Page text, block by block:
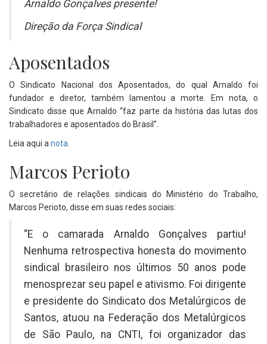
Arnaldo Gonçalves presente!
Direção da Força Sindical
Aposentados
O Sindicato Nacional dos Aposentados, do qual Arnaldo foi
fundador e diretor, também lamentou a morte. Em nota, o
Sindicato disse que Arnaldo “faz parte da história das lutas dos
trabalhadores e aposentados do Brasil”.
Leia aqui a nota
Marcos Perioto
O secretário de relações sindicais do Ministério do Trabalho,
Marcos Perioto, disse em suas redes sociais:
“E o camarada Arnaldo Gonçalves partiu!
Nenhuma retrospectiva honesta do movimento
sindical brasileiro nos últimos 50 anos pode
menosprezar seu papel e ativismo. Foi dirigente
e presidente do Sindicato dos Metalúrgicos de
Santos, atuou na Federação dos Metalúrgicos
de São Paulo, na CNTI, foi organizador das